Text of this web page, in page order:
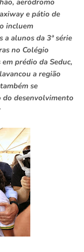
aeródromo
e pátio de
incluem
alunos da 3ª série
no Colégio
prédio da Seduc,
a região
se
do desenvolvimento